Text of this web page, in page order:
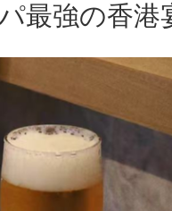
最強の香港